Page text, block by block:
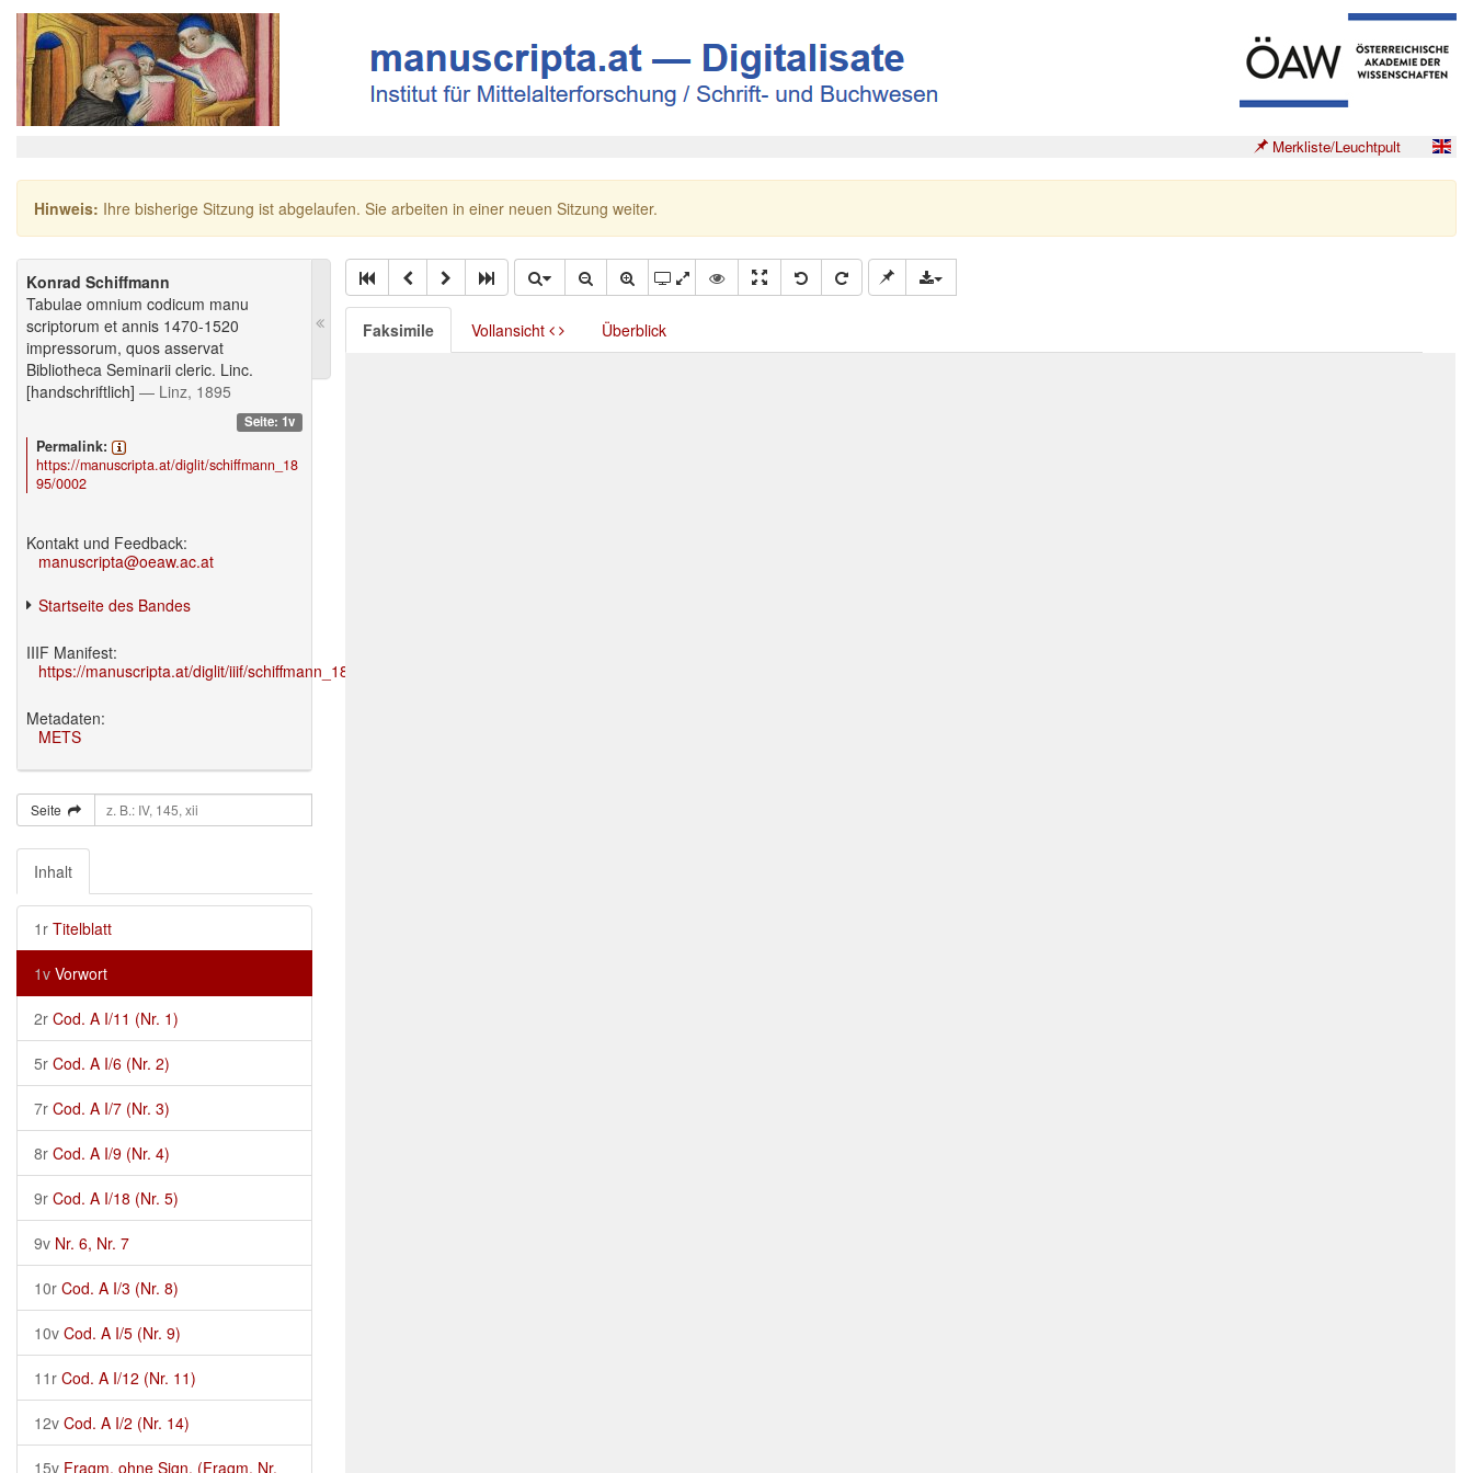
Merkliste/Leuchtpult
Hinweis: Ihre bisherige Sitzung ist abgelaufen. Sie arbeiten in einer neuen Sitzung weiter.
Konrad Schiffmann
Tabulae omnium codicum manu
scriptorum et annis 1470-1520
impressorum, quos asservat
Bibliotheca Seminarii cleric. Linc.
[handschriftlich] — Linz, 1895
Seite: 1v
Permalink:
https://manuscripta.at/diglit/schiffmann_18
95/0002
Kontakt und Feedback:
manuscripta@oeaw.ac.at
Startseite des Bandes
IIIF Manifest:
https://manuscripta.at/diglit/iiif/schiffmann_1895/manifest.json
Metadaten:
METS
Seite
Inhalt
1r Titelblatt
1v Vorwort
2r Cod. A I/11 (Nr. 1)
5r Cod. A I/6 (Nr. 2)
7r Cod. A I/7 (Nr. 3)
8r Cod. A I/9 (Nr. 4)
9r Cod. A I/18 (Nr. 5)
9v Nr. 6, Nr. 7
10r Cod. A I/3 (Nr. 8)
10v Cod. A I/5 (Nr. 9)
11r Cod. A I/12 (Nr. 11)
12v Cod. A I/2 (Nr. 14)
15v Fragm. ohne Sign. (Fragm. Nr.
Faksimile Vollansicht Überblick